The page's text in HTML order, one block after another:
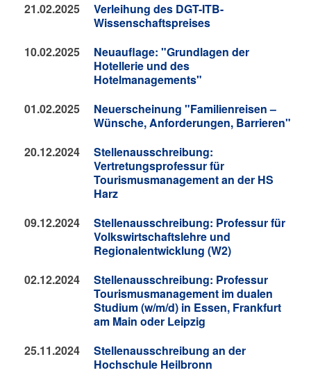
21.02.2025
Verleihung des DGT-ITB-
Wissenschaftspreises
10.02.2025
Neuauflage: "Grundlagen der
Hotellerie und des
Hotelmanagements"
01.02.2025
Neuerscheinung "Familienreisen –
Wünsche, Anforderungen, Barrieren"
20.12.2024
Stellenausschreibung:
Vertretungsprofessur für
Tourismusmanagement an der HS
Harz
09.12.2024
Stellenausschreibung: Professur für
Volkswirtschaftslehre und
Regionalentwicklung (W2)
02.12.2024
Stellenausschreibung: Professur
Tourismusmanagement im dualen
Studium (w/m/d) in Essen, Frankfurt
am Main oder Leipzig
25.11.2024
Stellenausschreibung an der
Hochschule Heilbronn